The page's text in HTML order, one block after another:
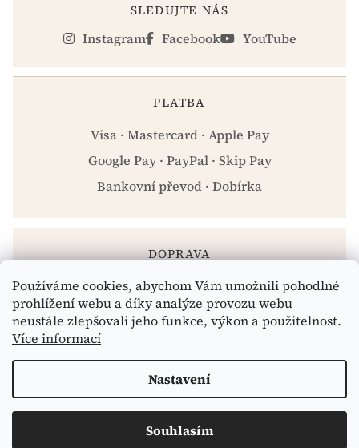
Používáme cookies, abychom Vám umožnili pohodlné
prohlížení webu a díky analýze provozu webu
neustále zlepšovali jeho funkce, výkon a použitelnost.
Více informací
Nastavení
Souhlasím
SLEDUJTE NÁS
Instagram Facebook YouTube
PLATBA
Visa · Mastercard · Apple Pay
Google Pay · PayPal · Skip Pay
Bankovní převod · Dobírka
DOPRAVA
Zásilkovna · PPL · Osobní odběr Praha
Copyright 2026eshop.celiakarna.cz. Všechna práva
vyhrazena.